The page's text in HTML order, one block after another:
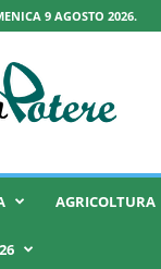
9 AGOSTO 2026.
AGRICOLTURA